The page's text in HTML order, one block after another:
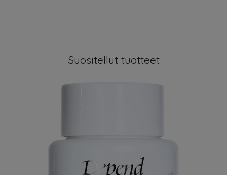
Suositellut tuotteet